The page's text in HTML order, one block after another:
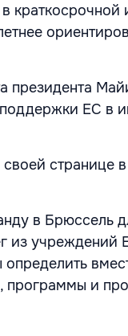
президента
ЕС в
странице
в Брюссель
из учреждений
программы и